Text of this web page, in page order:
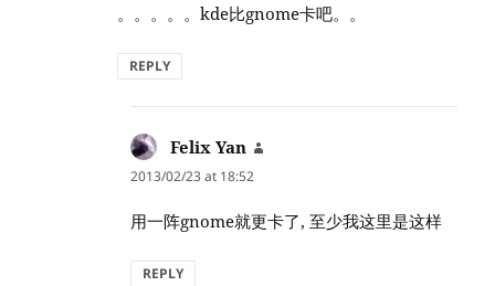
。。。。。kde比gnome卡吧。。
REPLY
Felix Yan
2013/02/23 at 18:52
用一阵gnome就更卡了, 至少我这里是这样
REPLY